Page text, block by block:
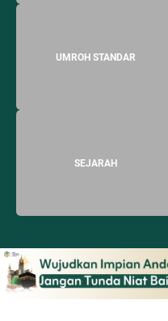
UMROH STANDAR
SEJARAH